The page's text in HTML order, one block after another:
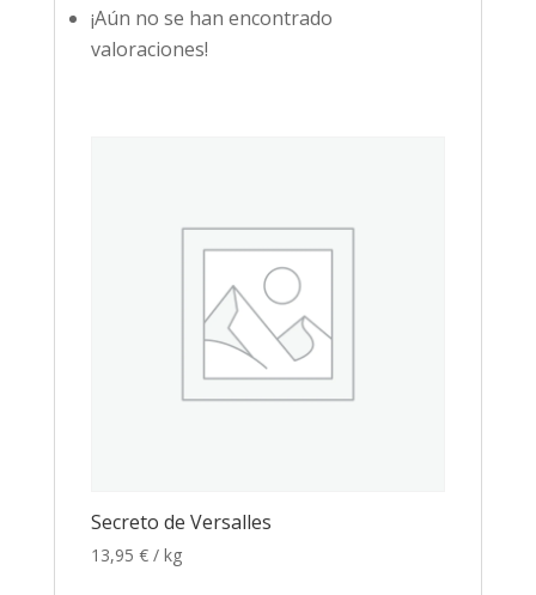
¡Aún no se han encontrado
valoraciones!
Secreto de Versalles
13,95 € / kg